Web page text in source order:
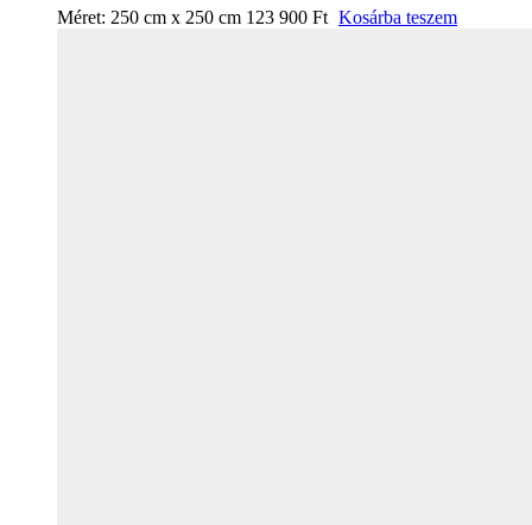
Méret: 250 cm x 250 cm 123 900 Ft Kosárba teszem